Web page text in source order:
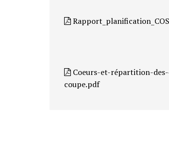
Coeurs-et-répartition-
coupe.pdf